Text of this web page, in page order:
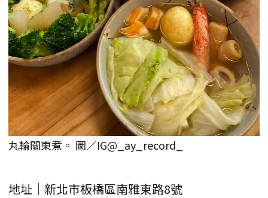
丸輪關東煮。 圖／IG@_ay_record_
地址｜新北市板橋區南雅東路8號